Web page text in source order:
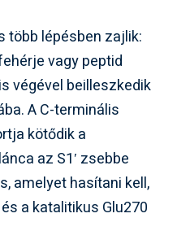
több lépésben zajlik:
vagy peptid
végével beilleszkedik
A C-terminális
kötődik a
az S1′ zsebbe
amelyet hasítani kell,
a katalitikus Glu270